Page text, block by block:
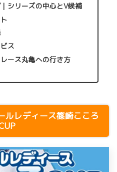
シリーズの中心とV候補
ス
ース丸亀への行き方
レディース篠崎こころ